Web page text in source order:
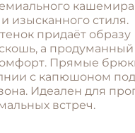
изысканного стиля.
придаёт образу
а продуманный
Прямые
с капюшоном
Идеален для
встреч.